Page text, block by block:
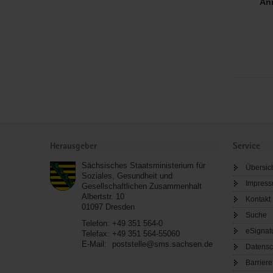
Herausgeber
Sächsisches Staatsministerium für
Soziales, Gesundheit und
Gesellschaftlichen Zusammenhalt
Albertstr. 10
01097 Dresden
Telefon: +49 351 564-0
Telefax: +49 351 564-55060
E-Mail:
poststelle@sms.sachsen.de
Service
Kontakt
Suche